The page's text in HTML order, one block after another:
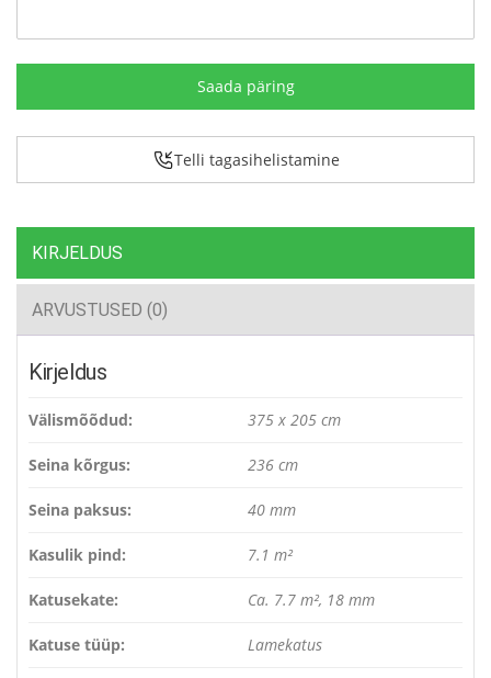
Telli tagasihelistamine
KIRJELDUS
ARVUSTUSED (0)
Kirjeldus
Välismõõdud: 375 x 205 cm
Seina kõrgus: 236 cm
Seina paksus: 40 mm
Kasulik pind: 7.1 m²
Katusekate: Ca. 7.7 m², 18 mm
Katuse tüüp: Lamekatus